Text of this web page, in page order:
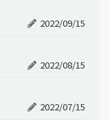
2022/09/15
2022/08/15
2022/07/15